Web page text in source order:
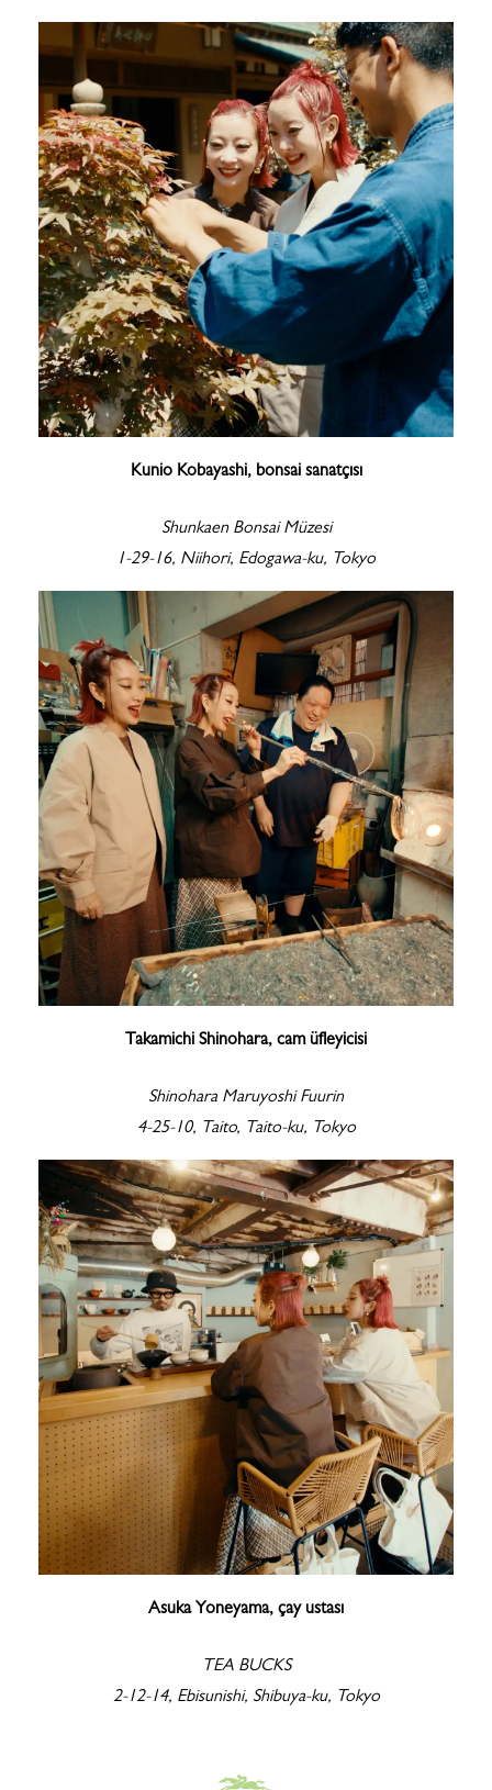
Kunio Kobayashi, bonsai sanatçısı
Shunkaen Bonsai Müzesi​
1-29-16, Niihori, Edogawa-ku, Tokyo​
Takamichi Shinohara, cam üfleyicisi
Shinohara Maruyoshi Fuurin​
4-25-10, Taito, Taito-ku, Tokyo​
Asuka Yoneyama, çay ustası
TEA BUCKS​
2-12-14, Ebisunishi, Shibuya-ku, Tokyo​